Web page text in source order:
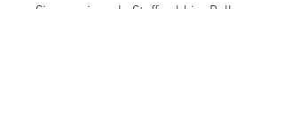
Si vous aimez le Staffordshire Bull